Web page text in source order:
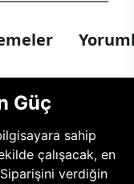
Güç
sahip
çalışacak, en
verdiğin